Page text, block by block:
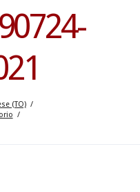
(TO) /
/